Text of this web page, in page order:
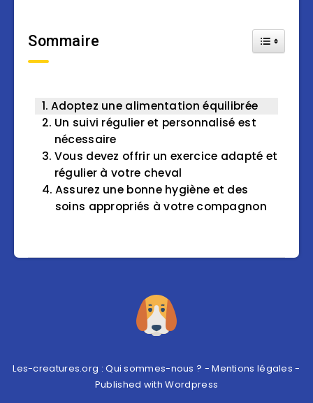
Sommaire Toggle
Adoptez une alimentation équilibrée
Un suivi régulier et personnalisé est
nécessaire
Vous devez offrir un exercice adapté et
régulier à votre cheval
Assurez une bonne hygiène et des
soins appropriés à votre compagnon
Les-creatures.org :Qui sommes-nous ? -Mentions légales -
Published withWordpress